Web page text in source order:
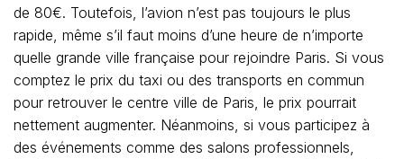
de 80€. Toutefois, l’avion n’est pas toujours le plus
rapide, même s’il faut moins d’une heure de n’importe
quelle grande ville française pour rejoindre Paris. Si vous
comptez le prix du taxi ou des transports en commun
pour retrouver le centre ville de Paris, le prix pourrait
nettement augmenter. Néanmoins, si vous participez à
des événements comme des salons professionnels,